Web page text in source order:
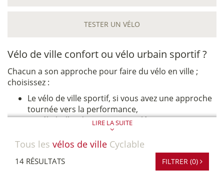
TESTER UN VÉLO
Vélo de ville confort ou vélo urbain sportif ?
Chacun a son approche pour faire du vélo en ville ;
choisissez :
Le vélo de ville sportif, si vous avez une approche
tournée vers la performance,
Le vélo hollandais si vous privilégiez une position
haute et un confort supérieur,
Le vélo vintage ou tendance si vous appréciez les
Le vélo pliant de ville, si vous avez besoin
LIRE LA SUITE
Tous les vélos de ville Cyclable
14 RÉSULTATS FILTRER (0)